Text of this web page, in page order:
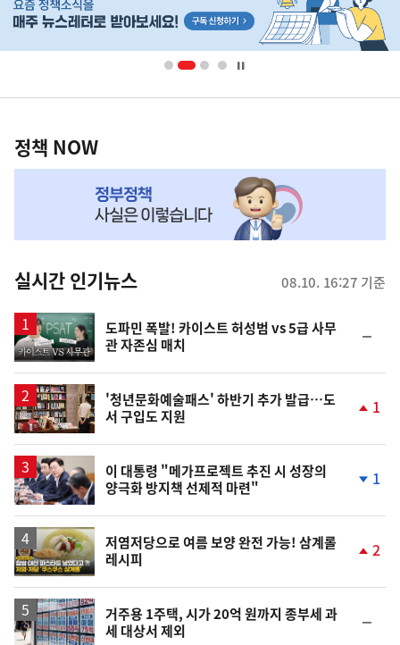
단
영
책
NOW,
뉴
스
정책 NOW
실시간 인기뉴스 08.10. 16:27 기준
영
상
도파민 폭발! 카이스트 허성범 vs 5급 사무
관 자존심 매치
일
'청년문화예술패스' 하반기 추가 발급…도
서 구입도 지원
상
1
이 대통령 "메가프로젝트 추진 시 성장의
양극화 방지책 선제적 마련"
하
1
영
상
저염저당으로 여름 보양 완전 가능! 삼계롤
레시피
상
2
거주용 1주택, 시가 20억 원까지 종부세 과
세 대상서 제외